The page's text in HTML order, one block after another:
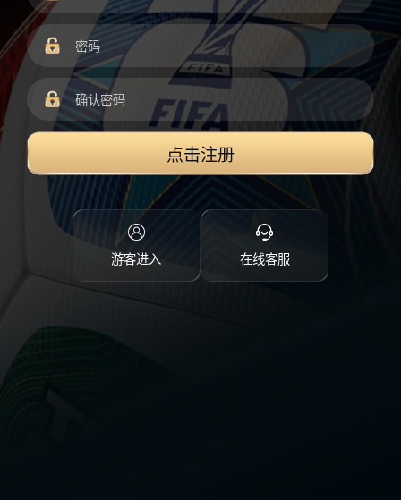
点击注册
游客进入 在线客服